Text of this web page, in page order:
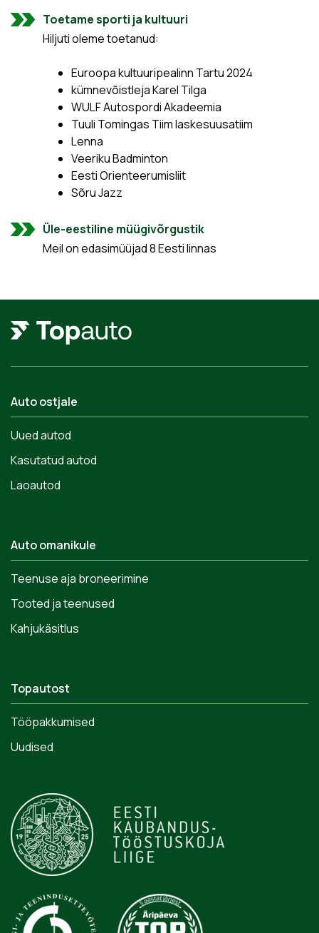
Toetame sporti ja kultuuri
Hiljuti oleme toetanud:
Euroopa kultuuripealinn Tartu 2024
kümnevõistleja Karel Tilga
WULF Autospordi Akadeemia
Tuuli Tomingas Tiim laskesuusatiim
Lenna
Veeriku Badminton
Eesti Orienteerumisliit
Sõru Jazz
Üle-eestiline müügivõrgustik
Meil on edasimüüjad 8 Eesti linnas
Auto ostjale
Uued autod
Kasutatud autod
Laoautod
Auto omanikule
Teenuse aja broneerimine
Tooted ja teenused
Kahjukäsitlus
Topautost
Tööpakkumised
Uudised